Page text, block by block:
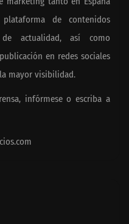
de contenidos
actualidad, así como
en redes sociales
mayor visibilidad.
infórmese o escriba a